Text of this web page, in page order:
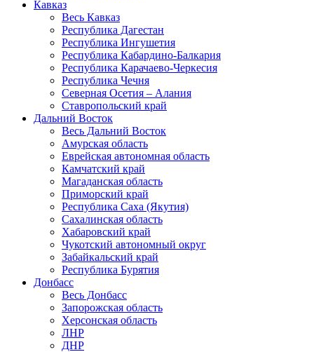
Кавказ
Весь Кавказ
Республика Дагестан
Республика Ингушетия
Республика Кабардино-Балкария
Республика Карачаево-Черкесия
Республика Чечня
Северная Осетия – Алания
Ставропольский край
Дальний Восток
Весь Дальний Восток
Амурская область
Еврейская автономная область
Камчатский край
Магаданская область
Приморский край
Республика Саха (Якутия)
Сахалинская область
Хабаровский край
Чукотский автономный округ
Забайкальский край
Республика Бурятия
Донбасс
Весь Донбасс
Запорожская область
Херсонская область
ЛНР
ДНР